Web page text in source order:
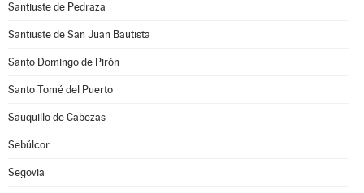
Santiuste de Pedraza
Santiuste de San Juan Bautista
Santo Domingo de Pirón
Santo Tomé del Puerto
Sauquillo de Cabezas
Sebúlcor
Segovia